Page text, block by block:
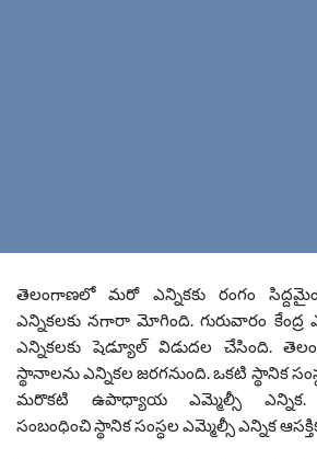
తెలంగాణలో మరో ఎన్నికకు రంగం
ఎన్నికలకు నగారా మోగింది. గురువారం కేంద్ర
ఎన్నికలకు షెడ్యూల్ విడుదల చేసింది.
స్థానాలను ఎన్నికల జరగనుంది. ఒకటి స్థానిక
మరొకటి ఉపాధ్యాయ ఎమ్మెల్సీ ఎన్నిక.
సంబంధించి స్థానిక సంస్ధల ఎమ్మెల్సీ ఎన్నిక